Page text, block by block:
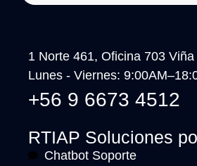
1 Norte 461, Oficina 703
Lunes - Viernes:
+56 9 6673 4512
RTIAP Soluciones
Chatbot Soporte